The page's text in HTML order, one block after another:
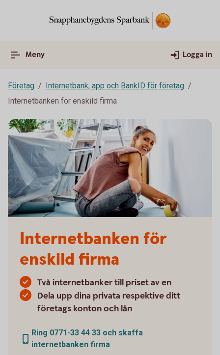
Meny Logga in
Företag
Internetbank, app och BankID för företag
Internetbanken för enskild firma
Internetbanken för
enskild firma
Två internetbanker till priset av en
Dela upp dina privata respektive ditt
företags konton och lån
Ring 0771-33 44 33 och skaffa
internetbanken firma